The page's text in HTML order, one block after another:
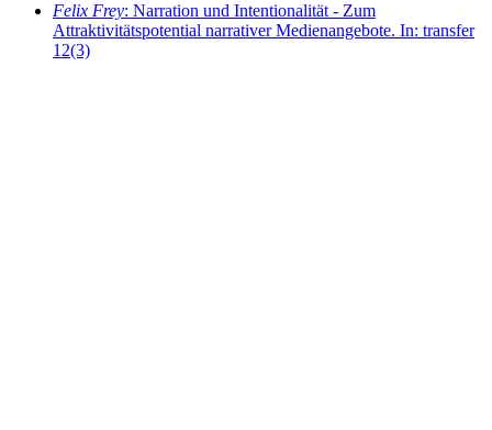
Felix Frey: Narration und Intentionalität - Zum
Attraktivitätspotential narrativer Medienangebote. In: transfer
12(3)